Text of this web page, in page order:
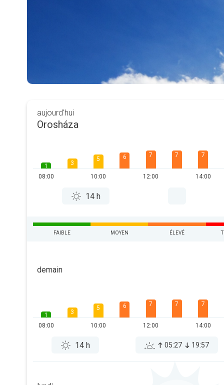
aujourd'hui
Orosháza
1
08:00
3
5
10:00
6 7
12:00
7 7
14:00
14 h
FAIBLE MOYEN ÉLEVÉ
demain
1
08:00
3
5
10:00
6 7
12:00
7 7
14:00
14 h 05:27 19:57